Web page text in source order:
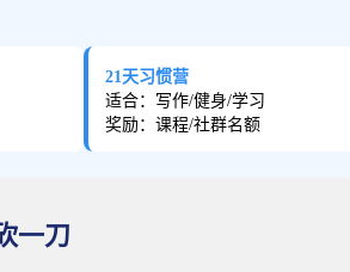
21天习惯营
适合：写作/健身/学习
奖励：课程/社群名额
一刀